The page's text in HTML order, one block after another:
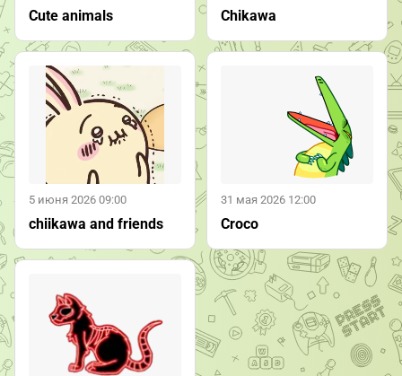
Cute animals Chikawa
5 июня 2026 09:00
chiikawa and friends
31 мая 2026 12:00
Croco